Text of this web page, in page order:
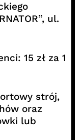
ul.
15 zł za 1
strój,
oraz
lub